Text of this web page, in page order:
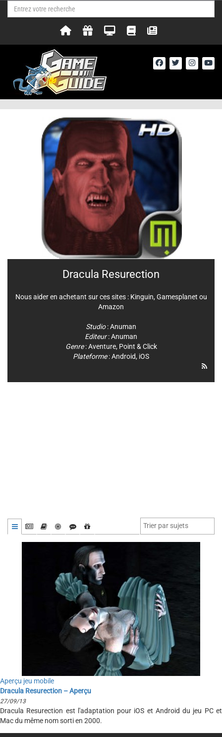
Aperçu jeu mobile
Dracula Resurection – Aperçu
27/09/13
Dracula Resurection est l'adaptation pour iOS et Android du jeu PC et
Mac du même nom sorti en 2000.
Dracula Resurection
Nous aider en achetant sur ces sites : Kinguin, Gamesplanet ou
Amazon
Studio:Anuman
Editeur:Anuman
Genre:Aventure, Point & Click
Plateforme:Android, iOS